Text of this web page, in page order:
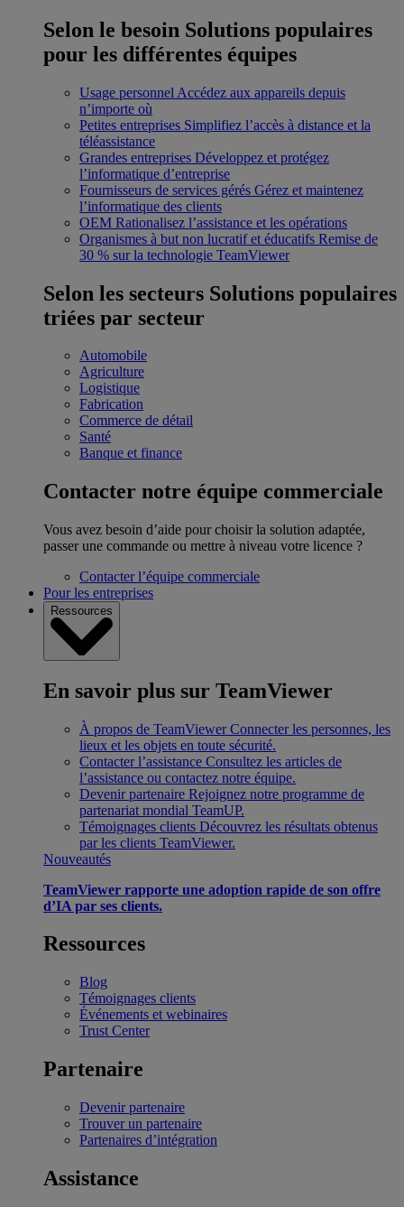
Selon le besoin Solutions populaires
pour les différentes équipes
Usage personnel Accédez aux appareils depuis
n’importe où
Petites entreprises Simplifiez l’accès à distance et la
téléassistance
Grandes entreprises Développez et protégez
l’informatique d’entreprise
Fournisseurs de services gérés Gérez et maintenez
l’informatique des clients
OEM Rationalisez l’assistance et les opérations
Organismes à but non lucratif et éducatifs Remise de
30 % sur la technologie TeamViewer
Selon les secteurs Solutions populaires
triées par secteur
Automobile
Agriculture
Logistique
Fabrication
Commerce de détail
Santé
Banque et finance
Contacter notre équipe commerciale
Vous avez besoin d’aide pour choisir la solution adaptée,
passer une commande ou mettre à niveau votre licence ?
Contacter l’équipe commerciale
Pour les entreprises
Ressources
En savoir plus sur TeamViewer
À propos de TeamViewer Connecter les personnes, les
lieux et les objets en toute sécurité.
Contacter l’assistance Consultez les articles de
l’assistance ou contactez notre équipe.
Devenir partenaire Rejoignez notre programme de
partenariat mondial TeamUP.
Témoignages clients Découvrez les résultats obtenus
par les clients TeamViewer.
Nouveautés
TeamViewer rapporte une adoption rapide de son offre
d’IA par ses clients.
Ressources
Blog
Témoignages clients
Événements et webinaires
Trust Center
Partenaire
Devenir partenaire
Trouver un partenaire
Partenaires d’intégration
Assistance